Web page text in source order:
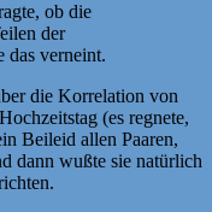
ob die
der
das verneint.
die Korrelation von
(es regnete,
Beileid allen Paaren,
dann wußte sie natürlich